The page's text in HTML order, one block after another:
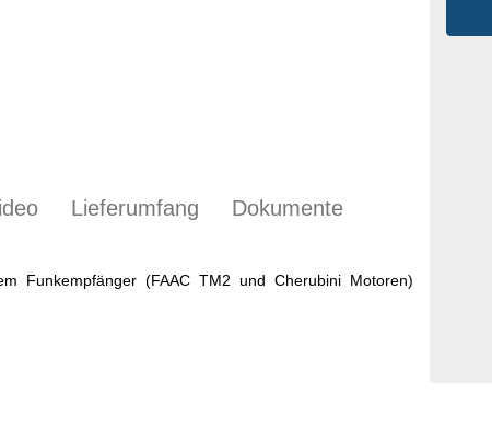
Lieferumfang Dokumente
Funkempfänger (FAAC TM2 und Cherubini Motoren)